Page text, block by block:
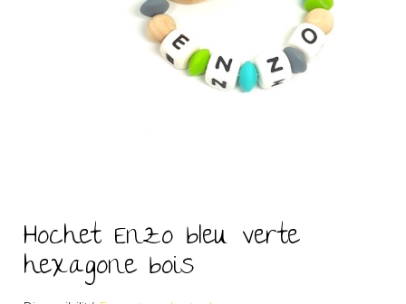
Hochet Enzo bleu verte
hexagone bois